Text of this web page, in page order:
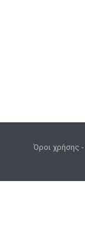
Όροι χρήσης -